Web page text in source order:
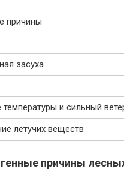
причины
засуха
и сильный
летучих веществ
причины